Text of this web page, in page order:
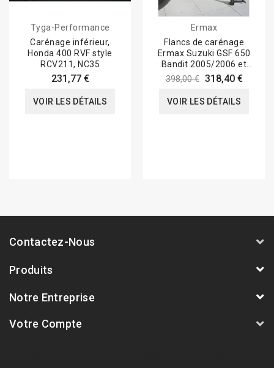
Tyga-Performance
Carénage inférieur,
Honda 400 RVF style
RCV211, NC35
231,77 €
VOIR LES DÉTAILS
Ermax
Flancs de carénage
Ermax Suzuki GSF 650
Bandit 2005/2006 et
1200 2006/2007
398,00 € 318,40 €
VOIR LES DÉTAILS
Contactez-Nous
Produits
Notre Entreprise
Votre Compte